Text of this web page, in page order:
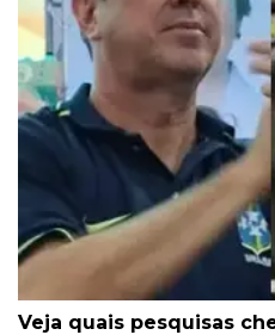
Veja quais pesquisas